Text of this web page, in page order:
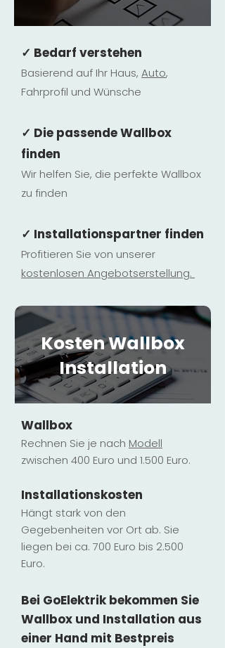
✓ Bedarf verstehen
Basierend auf Ihr Haus, Auto,
Fahrprofil und Wünsche
✓ Die passende Wallbox
finden
Wir helfen Sie, die perfekte Wallbox
zu finden
✓ Installationspartner finden
Profitieren Sie von unserer
kostenlosen Angebotserstellung.
Kosten Wallbox
Installation
Wallbox
Rechnen Sie je nach Modell
zwischen 400 Euro und 1.500 Euro.
Installationskosten
Hängt stark von den
Gegebenheiten vor Ort ab. Sie
liegen bei ca. 700 Euro bis 2.500
Euro.
Bei GoElektrik bekommen Sie
Wallbox und Installation aus
einer Hand mit Bestpreis